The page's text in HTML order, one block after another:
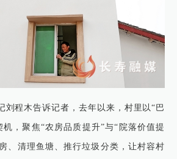
刘程木告诉记者，去年以来，村里以“巴
，聚焦“农房品质提升”与“院落价值提
、清理鱼塘、推行垃圾分类，让村容村